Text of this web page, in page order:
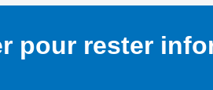
pour rester